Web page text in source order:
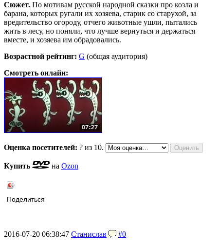
Сюжет. По мотивам русской народной сказки про козла и
барана, которых ругали их хозяева, старик со старухой, за
вредительство огороду, отчего животные ушли, пытались
жить в лесу, но поняли, что лучше вернуться и держаться
вместе, и хозяева им обрадовались.
Возрастной рейтинг: G (общая аудитория)
Смотреть онлайн:
Оценка посетителей: ? из 10.
Купить на Ozon
Поделиться
2016-07-20 06:38:47 Станислав
#0